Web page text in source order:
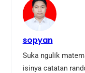
sopyan
Suka ngulik
isinya catatan